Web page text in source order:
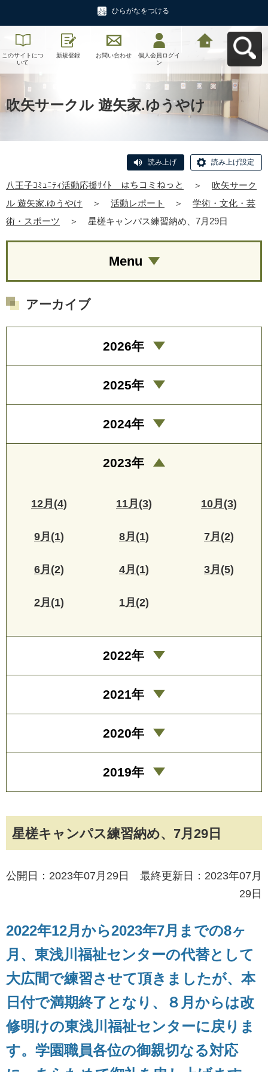
ひらがなをつける
このサイトにつ
いて
新規登録 お問い合わせ
個人会員ログイ
ン
吹矢サークル 遊矢家.ゆうやけ
読み上げ 読み上げ設定
八王子ｺﾐｭﾆﾃｨ活動応援ｻｲﾄ はちコミねっと ＞
吹矢サーク
ル 遊矢家.ゆうやけ
＞ 活動レポート ＞
学術・文化・芸
術・スポーツ
＞ 星槎キャンパス練習納め、7月29日
星槎キャンパス練習納め、7月29日
公開日：2023年07月29日 最終更新日：2023年07月
29日
2022年12月から2023年7月までの8ヶ
月、東浅川福祉センターの代替として
大広間で練習させて頂きましたが、本
日付で満期終了となり、８月からは改
修明けの東浅川福祉センターに戻りま
す。学園職員各位の御親切なる対応
Menu
アーカイブ
2026年
2025年
2024年
2023年
12月(4) 11月(3) 10月(3)
9月(1) 8月(1) 7月(2)
6月(2) 4月(1) 3月(5)
2月(1) 1月(2)
2022年
2021年
2020年
2019年